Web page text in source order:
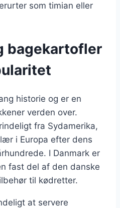
som timian eller
bagekartofler
historie og er en
verden over.
fra Sydamerika,
i Europa efter dens
I Danmark er
fast del af den danske
til kødretter.
at servere